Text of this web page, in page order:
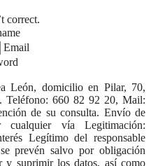
correct.
Email
León, domicilio en Pilar, 70,
Teléfono: 660 82 92 20, Mail:
de su consulta. Envío de
cualquier vía Legitimación:
Legítimo del responsable
prevén salvo por obligación
y suprimir los datos, así como